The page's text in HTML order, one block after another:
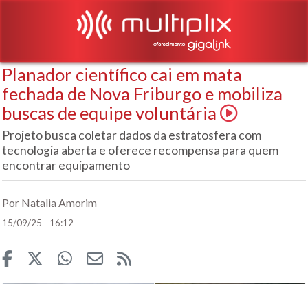
Planador científico cai em mata
fechada de Nova Friburgo e mobiliza
buscas de equipe voluntária
Projeto busca coletar dados da estratosfera com
tecnologia aberta e oferece recompensa para quem
encontrar equipamento
Por Natalia Amorim
15/09/25 - 16:12